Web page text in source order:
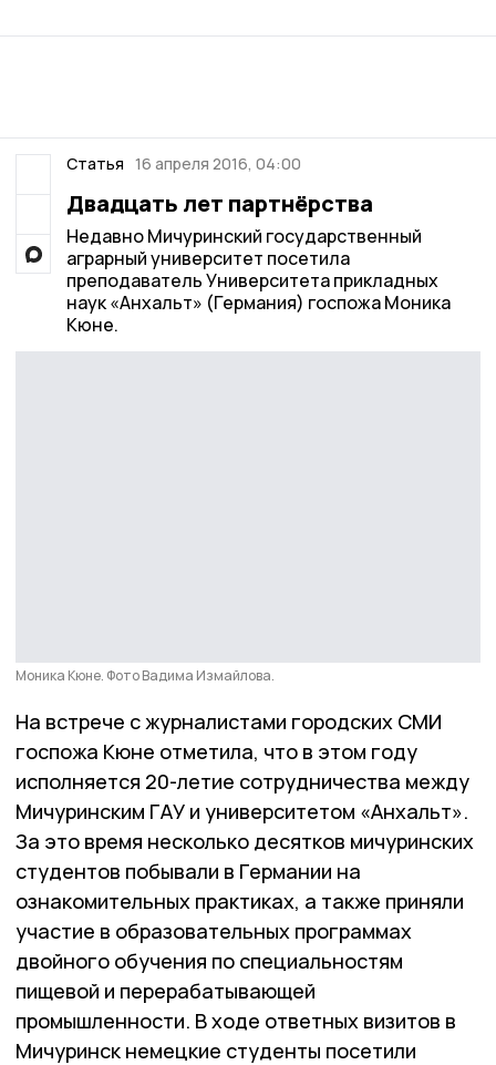
Статья 16 апреля 2016, 04:00
Двадцать лет партнёрства
Недавно Мичуринский государственный
аграрный университет посетила
преподаватель Университета прикладных
наук «Анхальт» (Германия) госпожа Моника
Кюне.
Моника Кюне. Фото Вадима Измайлова.
На встрече с журналистами городских СМИ
госпожа Кюне отметила, что в этом году
исполняется 20-летие сотрудничества между
Мичуринским ГАУ и университетом «Анхальт».
За это время несколько десятков мичуринских
студентов побывали в Германии на
ознакомительных практиках, а также приняли
участие в образовательных программах
двойного обучения по специальностям
пищевой и перерабатывающей
промышленности. В ходе ответных визитов в
Мичуринск немецкие студенты посетили